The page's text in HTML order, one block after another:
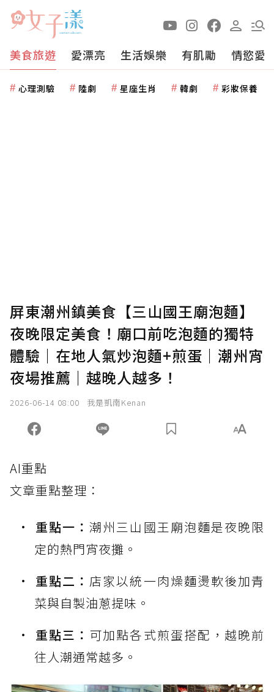
美食旅遊 愛漂亮 生活娛樂 有肌勵 情慾愛
心理測驗 陸劇 星座生肖 韓劇 彩妝保養
屏東潮州鎮美食【三山國王廟泡麵】
夜晚限定美食！廟口前吃泡麵的獨特
體驗｜在地人氣炒泡麵+煎蛋｜潮州宵
夜場推薦｜越晚人越多！
2026-06-14 08:00 我是凱南Kenan
AI重點
文章重點整理：
重點一：潮州三山國王廟泡麵是夜晚限
定的熱門宵夜攤。
重點二： 店家以統一肉燥麵燙軟後加青
菜與自製油蔥提味。
重點三： 可加點各式煎蛋搭配，越晚前
往人潮通常越多。